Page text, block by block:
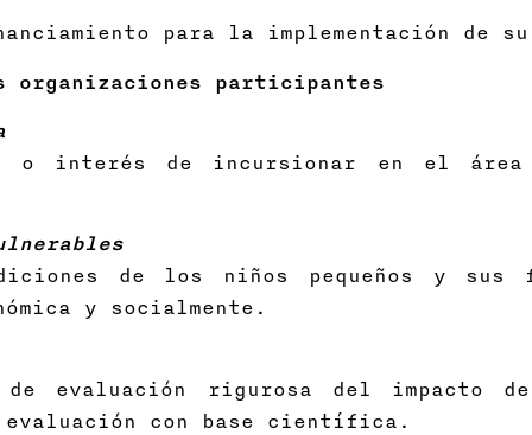
para la implementación de
organizaciones participantes
o interés de incursionar en el
de los niños pequeños y sus
y socialmente.
de evaluación rigurosa del impacto
con base científica.